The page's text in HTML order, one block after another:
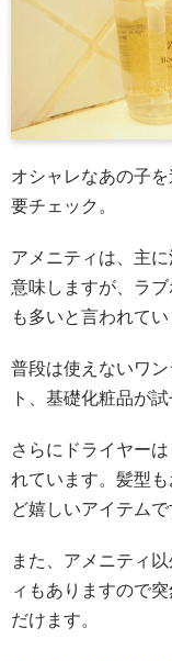
オシャレなあの子
要チェック。
アメニティは、主
意味しますが、ラ
も多いと言われてい
普段は使えないワ
ト、基礎化粧品が
さらにドライヤー
れています。髪型
ど嬉しいアイテムで
また、アメニティ
ィもありますので
だけます。